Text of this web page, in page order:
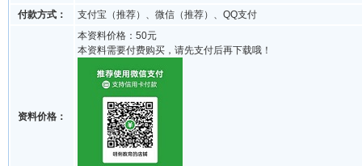
付款方式：
支付宝（推荐）、微信（推荐）、QQ支付
资料价格：
本资料价格：50元
本资料需要付费购买，请先支付后再下载哦！